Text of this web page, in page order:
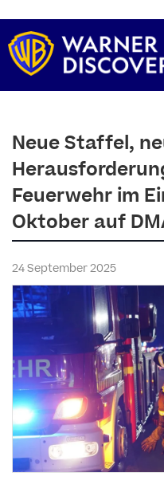
Neue Staffel,
Feuerwehr im
Oktober auf
24 September 2025